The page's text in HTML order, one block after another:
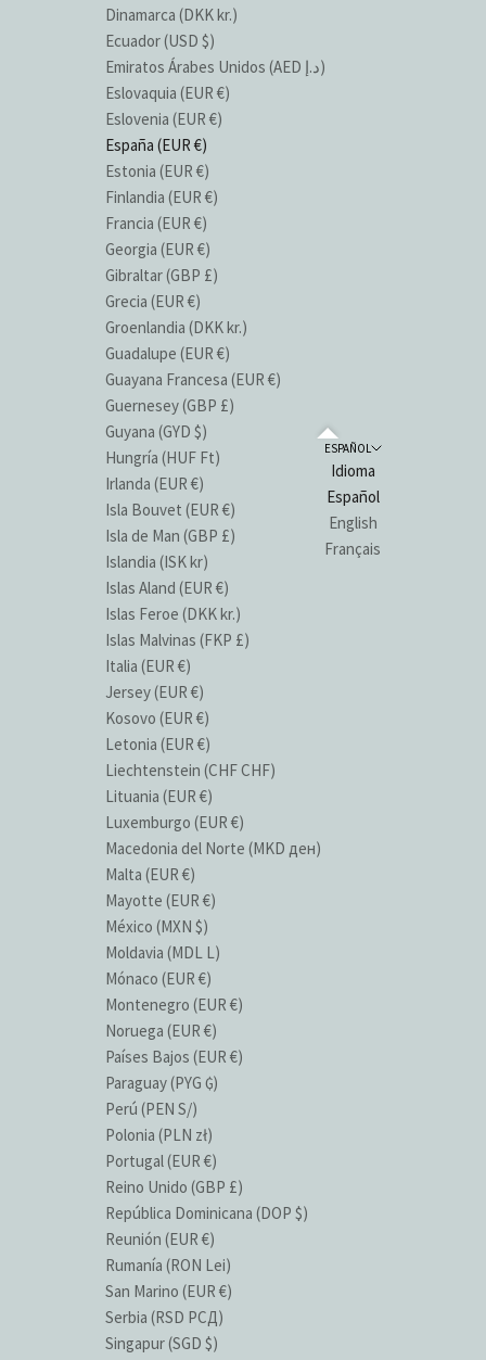
Dinamarca (DKK kr.)
Ecuador (USD $)
Emiratos Árabes Unidos (AED د.إ)
Eslovaquia (EUR €)
Eslovenia (EUR €)
España (EUR €)
Estonia (EUR €)
Finlandia (EUR €)
Francia (EUR €)
Georgia (EUR €)
Gibraltar (GBP £)
Grecia (EUR €)
Groenlandia (DKK kr.)
Guadalupe (EUR €)
Guayana Francesa (EUR €)
Guernesey (GBP £)
Guyana (GYD $)
Hungría (HUF Ft)
Irlanda (EUR €)
Isla Bouvet (EUR €)
Isla de Man (GBP £)
Islandia (ISK kr)
Islas Aland (EUR €)
Islas Feroe (DKK kr.)
Islas Malvinas (FKP £)
Italia (EUR €)
Jersey (EUR €)
Kosovo (EUR €)
Letonia (EUR €)
Liechtenstein (CHF CHF)
Lituania (EUR €)
Luxemburgo (EUR €)
Macedonia del Norte (MKD ден)
Malta (EUR €)
Mayotte (EUR €)
México (MXN $)
Moldavia (MDL L)
Mónaco (EUR €)
Montenegro (EUR €)
Noruega (EUR €)
Países Bajos (EUR €)
Paraguay (PYG ₲)
Perú (PEN S/)
Polonia (PLN zł)
Portugal (EUR €)
Reino Unido (GBP £)
República Dominicana (DOP $)
Reunión (EUR €)
Rumanía (RON Lei)
San Marino (EUR €)
Serbia (RSD РСД)
Singapur (SGD $)
ESPAÑOL
Idioma
Español
English
Français